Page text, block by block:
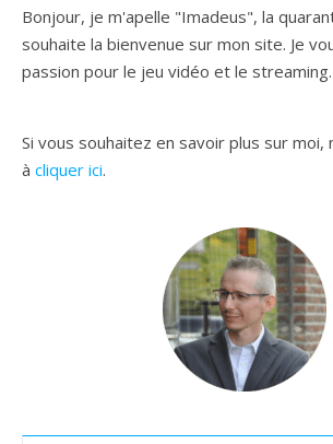
Bonjour, je m'apelle "Imadeus", la
souhaite la bienvenue sur mon site. Je
passion pour le jeu vidéo et le streaming.
Si vous souhaitez en savoir plus sur moi,
à cliquer ici.